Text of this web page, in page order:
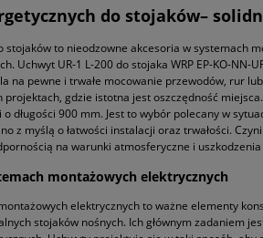
do stojaków–
stojaków to nieodzowne akcesoria w systemach
Uchwyt UR-1 L-200 do stojaka WRP EP-KO-
na pewne i trwałe mocowanie przewodów, rur
gdzie istotna jest oszczędność
długości 900 mm. Jest to wybór polecany w
z myślą o łatwości instalacji oraz trwałości.
na warunki atmosferyczne i
montażowych elektrycznych
elektrycznych to ważne elementy
stojaków nośnych. Ich głównym zadaniem